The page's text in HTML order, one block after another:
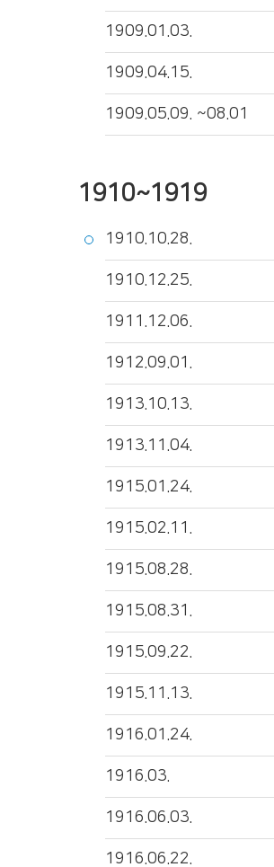
1909.01.03.
1909.04.15.
1909.05.09. ~08.01
1910~1919
1910.10.28.
1910.12.25.
1911.12.06.
1912.09.01.
1913.10.13.
1913.11.04.
1915.01.24.
1915.02.11.
1915.08.28.
1915.08.31.
1915.09.22.
1915.11.13.
1916.01.24.
1916.03.
1916.06.03.
1916.06.22.